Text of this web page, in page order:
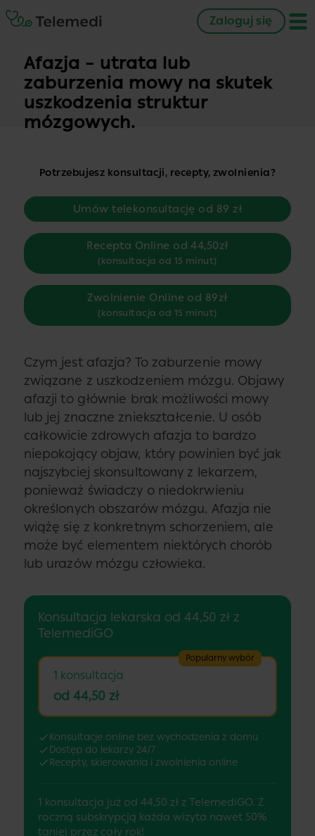
Zaloguj się
Afazja – utrata lub
zaburzenia mowy na skutek
uszkodzenia struktur
mózgowych.
Potrzebujesz konsultacji, recepty, zwolnienia?
Umów telekonsultację od 89 zł
Recepta Online od 44,50zł
(konsultacja od 15 minut)
Zwolnienie Online od 89zł
(konsultacja od 15 minut)
Czym jest afazja? To zaburzenie mowy
związane z uszkodzeniem mózgu. Objawy
afazji to głównie brak możliwości mowy
lub jej znaczne zniekształcenie. U osób
całkowicie zdrowych afazja to bardzo
niepokojący objaw, który powinien być jak
najszybciej skonsultowany z lekarzem,
ponieważ świadczy o niedokrwieniu
określonych obszarów mózgu. Afazja nie
wiążę się z konkretnym schorzeniem, ale
może być elementem niektórych chorób
lub urazów mózgu człowieka.
Konsultacja lekarska od 44,50 zł z
TelemediGO
Popularny wybór
1 konsultacja
od 44,50 zł
Konsultacje online bez wychodzenia z domu
Dostęp do lekarzy 24/7
Recepty, skierowania i zwolnienia online
1 konsultacja już od 44,50 zł z TelemediGO. Z
roczną subskrypcją każda wizyta nawet 50%
taniej przez cały rok!